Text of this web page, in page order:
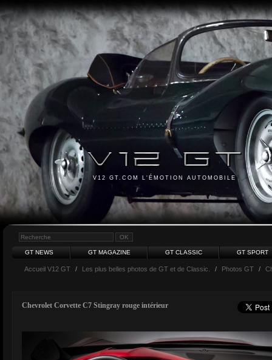
V12 GT.COM L'ÉMOTION AUTOMOBILE
GT NEWS GT MAGAZINE GT CLASSIC GT SPORT
Accueil V12 GT / Les plus belles photos de GT et de Classic. / Photos GT /
Chevrolet Corvette C7 Stingray rouge intérieur